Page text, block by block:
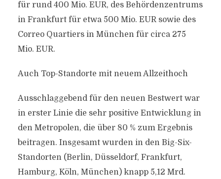
für rund 400 Mio. EUR, des Behördenzentrums
in Frankfurt für etwa 500 Mio. EUR sowie des
Correo Quartiers in München für circa 275
Mio. EUR.
Auch Top-Standorte mit neuem Allzeithoch
Ausschlaggebend für den neuen Bestwert war
in erster Linie die sehr positive Entwicklung in
den Metropolen, die über 80 % zum Ergebnis
beitragen. Insgesamt wurden in den Big-Six-
Standorten (Berlin, Düsseldorf, Frankfurt,
Hamburg, Köln, München) knapp 5,12 Mrd.